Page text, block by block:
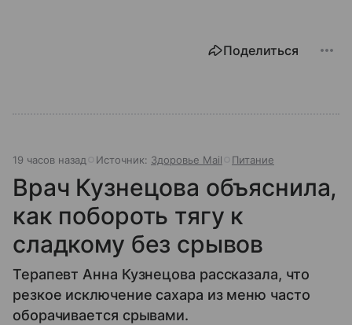
Поделиться
19 часов назад Источник: Здоровье Mail Питание
Врач Кузнецова объяснила,
как побороть тягу к
сладкому без срывов
Терапевт Анна Кузнецова рассказала, что
резкое исключение сахара из меню часто
оборачивается срывами.